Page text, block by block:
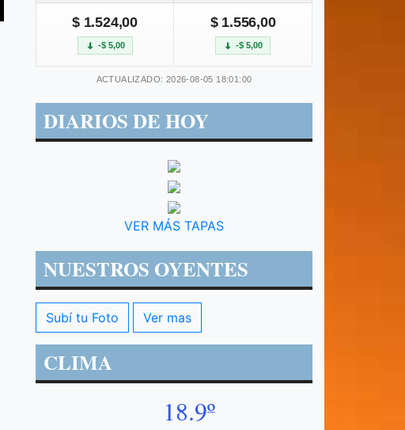
$ 1.524,00
-$ 5,00
$ 1.556,00
-$ 5,00
ACTUALIZADO: 2026-08-05 18:01:00
DIARIOS DE HOY
VER MÁS TAPAS
NUESTROS OYENTES
Subí tu Foto Ver mas
CLIMA
18.9º